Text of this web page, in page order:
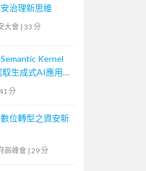
治理新思維
大會 | 33 分
Semantic Kernel
馭生成式AI應用的
(Prompt
分
位轉型之資安新
高峰會 | 29 分